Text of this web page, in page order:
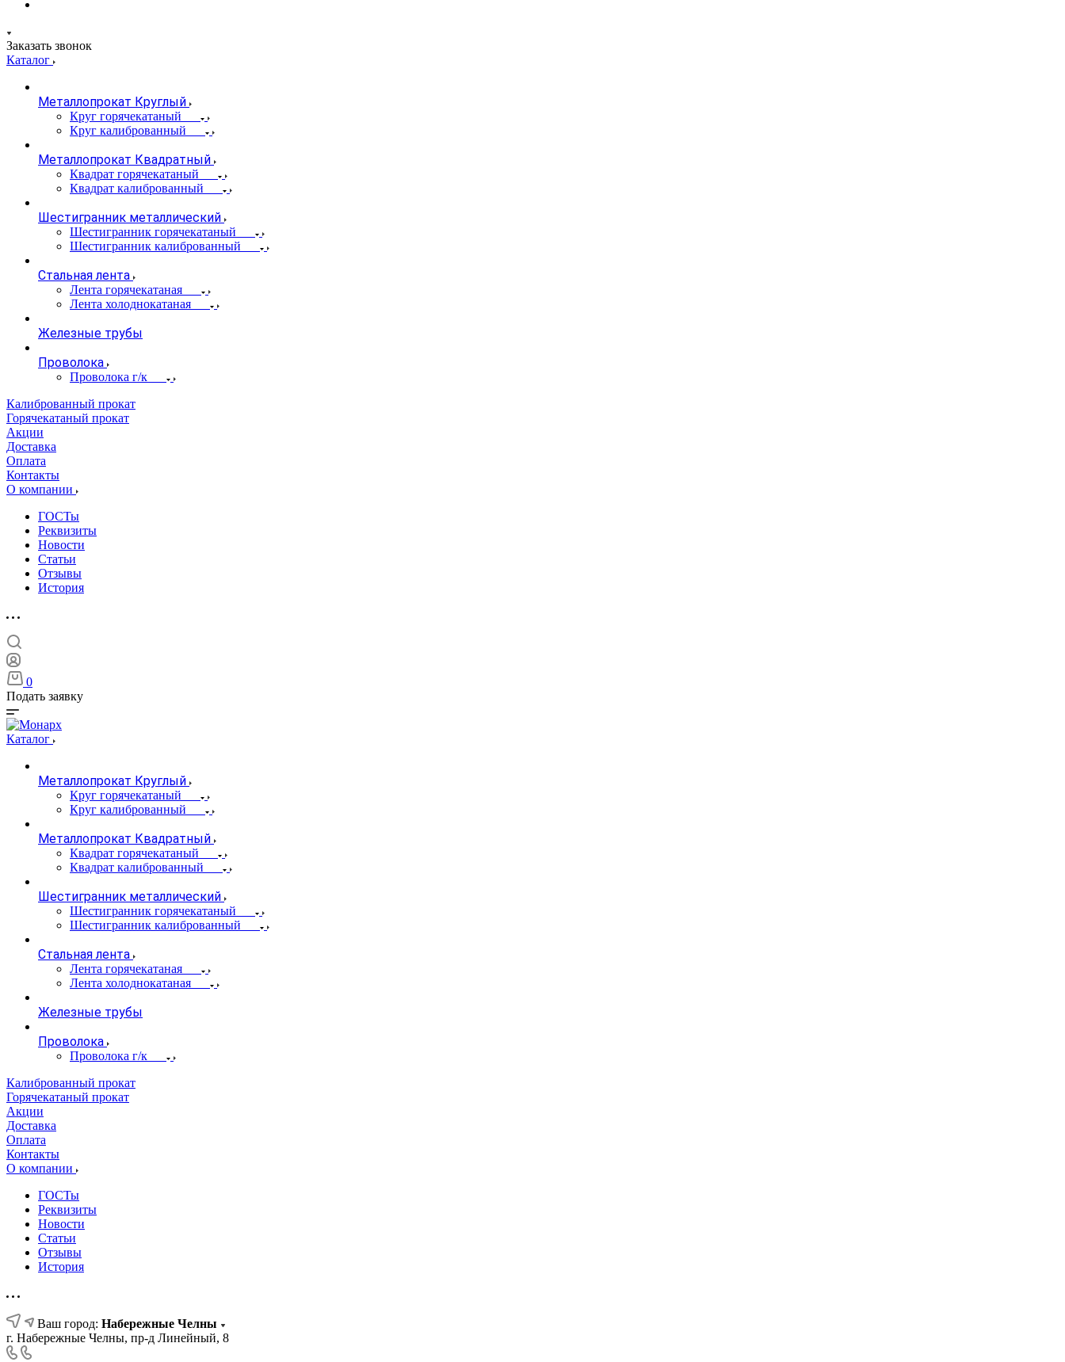
Заказать звонок
Каталог
Металлопрокат Круглый
Круг горячекатаный
Круг калиброванный
Металлопрокат Квадратный
Квадрат горячекатаный
Квадрат калиброванный
Шестигранник металлический
Шестигранник горячекатаный
Шестигранник калиброванный
Стальная лента
Лента горячекатаная
Лента холоднокатаная
Железные трубы
Проволока
Проволока г/к
Калиброванный прокат
Горячекатаный прокат
Акции
Доставка
Оплата
Контакты
О компании
ГОСТы
Реквизиты
Новости
Статьи
Отзывы
История
0
Подать заявку
Каталог
Металлопрокат Круглый
Круг горячекатаный
Круг калиброванный
Металлопрокат Квадратный
Квадрат горячекатаный
Квадрат калиброванный
Шестигранник металлический
Шестигранник горячекатаный
Шестигранник калиброванный
Стальная лента
Лента горячекатаная
Лента холоднокатаная
Железные трубы
Проволока
Проволока г/к
Калиброванный прокат
Горячекатаный прокат
Акции
Доставка
Оплата
Контакты
О компании
ГОСТы
Реквизиты
Новости
Статьи
Отзывы
История
Ваш город: Набережные Челны
г. Набережные Челны, пр-д Линейный, 8